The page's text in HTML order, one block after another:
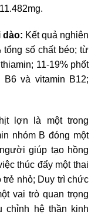
dào: Kết quả nghiên
tổng số chất béo; từ
11-19% phốt
B6 và vitamin B12;
lợn là một trong
nhóm B đóng một
giúp tạo hồng
thúc đẩy một thai
trẻ nhỏ; Duy trì chức
vai trò quan trọng
chỉnh hệ thần kinh